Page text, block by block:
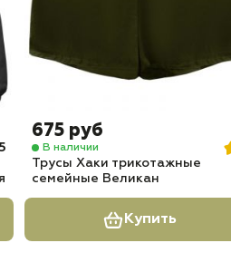
5
675 руб
В наличии
Трусы Хаки трикотажные
семейные Великан
Купить